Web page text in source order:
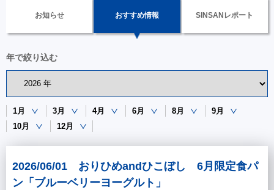
お知らせ おすすめ情報 SINSANレポート
年で絞り込む
1月 3月 4月 6月 8月
9月
10月
12月
2026/06/01 おりひめandひこぼし 6月限定食パ
ン「ブルーベリーヨーグルト」